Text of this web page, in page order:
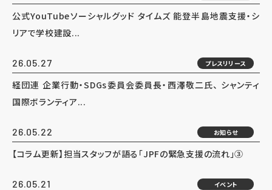
公式YouTubeソーシャルグッド タイムズ 能登半島地震支援・シ
リアで学校建設...
26.05.27 プレスリリース
経団連 企業行動・SDGs委員会委員長・西澤敬二氏、 シャンティ
国際ボランティア...
26.05.22 お知らせ
【コラム更新】担当スタッフが語る「JPFの緊急支援の流れ」③
26.05.21 イベント